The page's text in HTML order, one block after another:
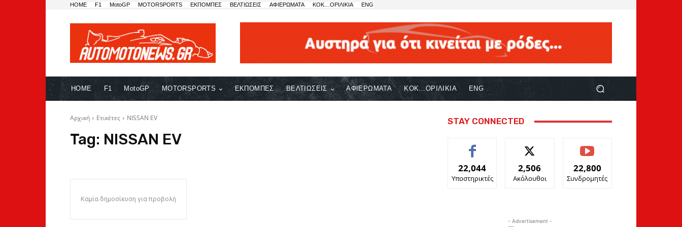
HOME F1 MotoGP MOTORSPORTS ΕΚΠΟΜΠΕΣ ΒΕΛΤΙΩΣΕΙΣ ΑΦΙΕΡΩΜΑΤΑ ΚΟΚ…ΟΡΙΛΙΚΙΑ ENG
HOME F1 MotoGP MOTORSPORTS ΕΚΠΟΜΠΕΣ ΒΕΛΤΙΩΣΕΙΣ ΑΦΙΕΡΩΜΑΤΑ ΚΟΚ…ΟΡΙΛΙΚΙΑ ENG
Αρχική Ετικέτες NISSAN EV
Tag: NISSAN EV
Καμία δημοσίευση για προβολή
STAY CONNECTED
22,044
Υποστηρικτές
2,506
Ακόλουθοι
22,800
Συνδρομητές
- Advertisement -